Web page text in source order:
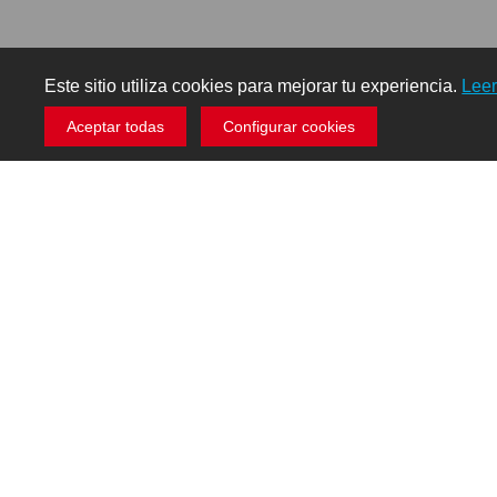
Este sitio utiliza cookies para mejorar tu experiencia.
Aceptar todas Configurar cookies